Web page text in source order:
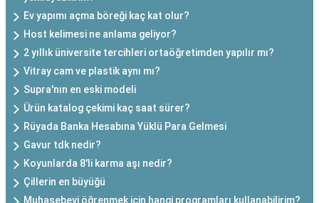
Ev yapımı açma böreği kaç kat olur?
Host kelimesi ne anlama geliyor?
2 yıllık üniversite tercihleri ortaöğretimden yapılır mı?
Vitray cam ve plastik aynı mı?
Supra'nın en eski modeli
Ürün katalog çekimi kaç saat sürer?
Rüyada Banka Hesabına Yüklü Para Gelmesi
Gavur tdk nedir?
Koyunlarda 8'li karma aşı nedir?
Çillerin en büyüğü
Muhasebeyi öğrenmek için hangi programları kullanabilirim?